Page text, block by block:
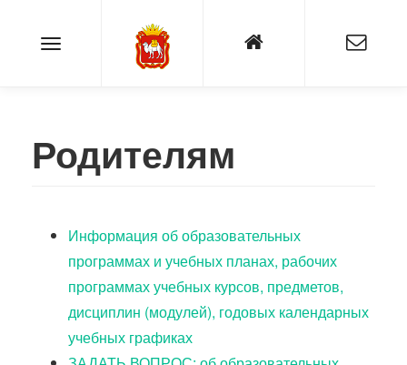
Родителям
Информация об образовательных
программах и учебных планах, рабочих
программах учебных курсов, предметов,
дисциплин (модулей), годовых календарных
учебных графиках